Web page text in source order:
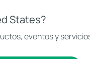
7/8/8.1/10/11
States?
eventos y